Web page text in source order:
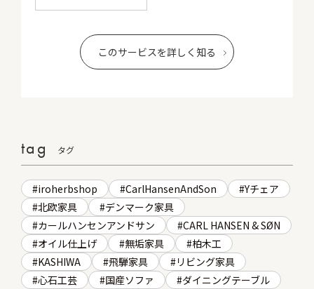
このサービスを詳しく知る
tag タグ
iroherbshop CarlHansenAndSon
Yチェア
北欧家具
デンマーク家具
カールハンセンアンドサン
CARL HANSEN & SØN
オイル仕上げ
無垢家具
柏木工
KASHIWA
飛騨家具
リビング家具
心石工芸
国産ソファ
ダイニングテーブル